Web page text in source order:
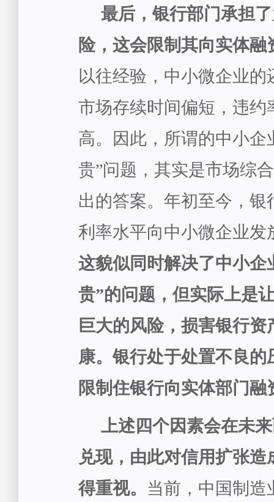
最后，银行部门承担
险，这会限制其向实体融
以往经验，中小微企业的
市场存续时间偏短，违约
高。因此，所谓的中小企
贵”问题，其实是市场综
出的答案。年初至今，银
利率水平向中小微企业发
这貌似同时解决了中小企
贵”的问题，但实际上是
巨大的风险，损害银行资
康。银行处于处置不良的
限制住银行向实体部门融
上述四个因素会在未
兑现，由此对信用扩张
得重视。 当前，中国制造